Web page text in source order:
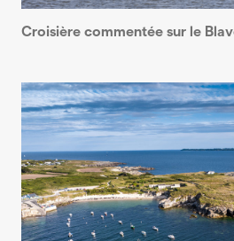
Croisière commentée sur le